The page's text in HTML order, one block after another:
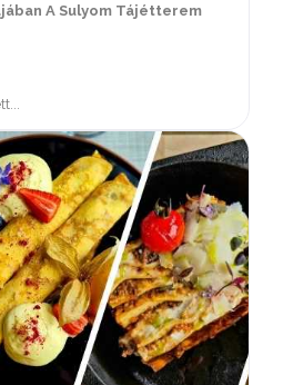
A Sulyom Tájétterem